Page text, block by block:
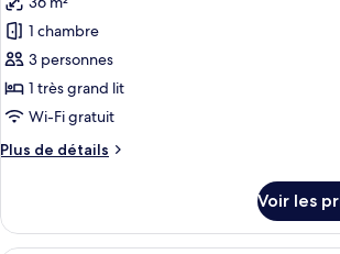
grand
lit
photos
pour
ce
type
de
chambre :
Chambre
très
1 chambre
3 personnes
1 très grand lit
Wi-Fi gratuit
Plus de détails
Plus
le
type
Voir les